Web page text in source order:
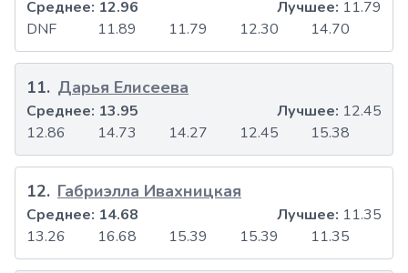
DNF 11.89 11.79 12.30 14.70
Среднее: 12.96 Лучшее: 11.79
11. Дарья Елисеева
12.86 14.73 14.27 12.45 15.38
Среднее: 13.95 Лучшее: 12.45
12. Габриэлла Ивахницкая
13.26 16.68 15.39 15.39 11.35
Среднее: 14.68 Лучшее: 11.35